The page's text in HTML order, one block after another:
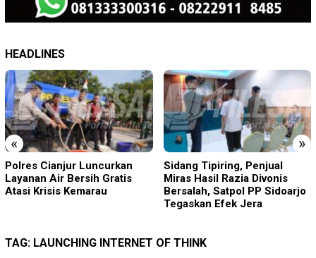
HEADLINES
« »
Sidang Tipiring, Penjual
Miras Hasil Razia Divonis
Bersalah, Satpol PP Sidoarjo
Acep Saepudin (Amang)
Maju Calon Kepala Desa
Sukamanah, Usung Visi
“ASRI”
TAG: LAUNCHING INTERNET OF THINK